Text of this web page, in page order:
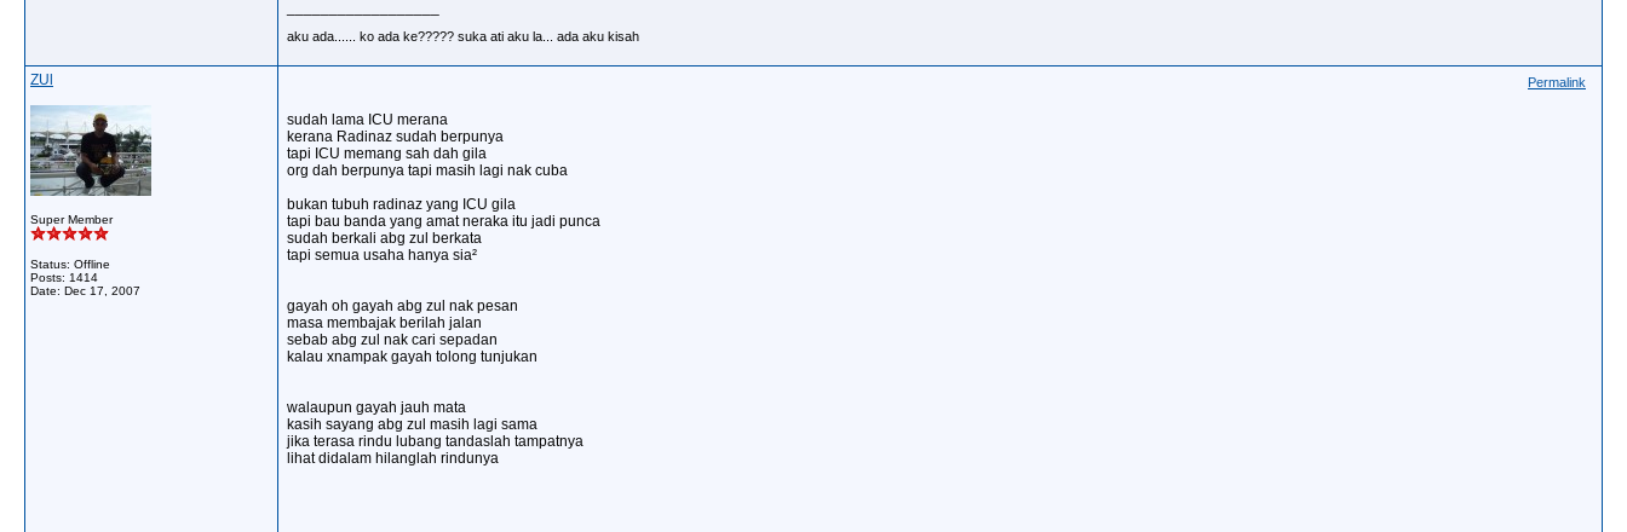
aku ada...... ko ada ke????? suka ati aku la... ada aku kisah
ZUl
Super Member
Status: Offline
Posts: 1414
Date: Dec 17, 2007
Permalink
sudah lama ICU merana
kerana Radinaz sudah berpunya
tapi ICU memang sah dah gila
org dah berpunya tapi masih lagi nak cuba
bukan tubuh radinaz yang ICU gila
tapi bau banda yang amat neraka itu jadi punca
sudah berkali abg zul berkata
tapi semua usaha hanya sia²
gayah oh gayah abg zul nak pesan
masa membajak berilah jalan
sebab abg zul nak cari sepadan
kalau xnampak gayah tolong tunjukan
walaupun gayah jauh mata
kasih sayang abg zul masih lagi sama
jika terasa rindu lubang tandaslah tampatnya
lihat didalam hilanglah rindunya